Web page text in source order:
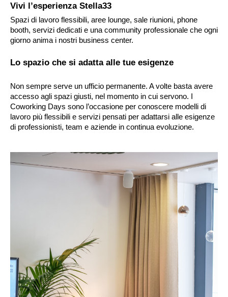
Vivi l’esperienza Stella33
Spazi di lavoro flessibili, aree lounge, sale riunioni, phone
booth, servizi dedicati e una community professionale che ogni
giorno anima i nostri business center.
Lo spazio che si adatta alle tue esigenze
Non sempre serve un ufficio permanente. A volte basta avere
accesso agli spazi giusti, nel momento in cui servono. I
Coworking Days sono l’occasione per conoscere modelli di
lavoro più flessibili e servizi pensati per adattarsi alle esigenze
di professionisti, team e aziende in continua evoluzione.